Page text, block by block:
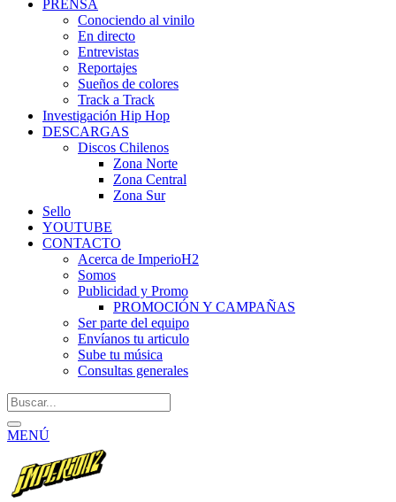
PRENSA
Conociendo al vinilo
En directo
Entrevistas
Reportajes
Sueños de colores
Track a Track
Investigación Hip Hop
DESCARGAS
Discos Chilenos
Zona Norte
Zona Central
Zona Sur
Sello
YOUTUBE
CONTACTO
Acerca de ImperioH2
Somos
Publicidad y Promo
PROMOCIÓN Y CAMPAÑAS
Ser parte del equipo
Envíanos tu articulo
Sube tu música
Consultas generales
MENÚ